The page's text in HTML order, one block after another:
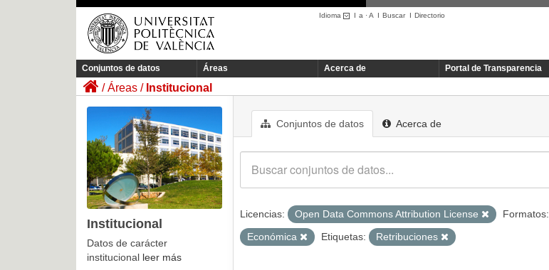
Idioma I a ·A I BuscarI Directorio
Conjuntos de datos Áreas Acerca de Portal de Transparencia
Áreas Institucional
Conjuntos de datos Acerca de
Licencias: Open Data Commons Attribution License Formatos:
Económica
Etiquetas: Retribuciones
Institucional
Datos de carácter
institucional leer más